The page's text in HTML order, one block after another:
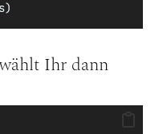
Ihr dann